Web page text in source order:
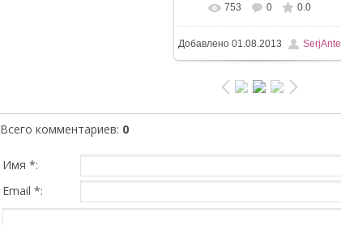
В реальном размере
1200x1600/ 144.9Kb
753 0 0.0
Добавлено01.08.2013 SerjAnte
Всего комментариев: 0
Имя *:
Email *: